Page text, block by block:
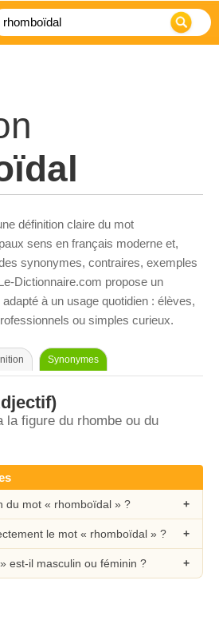
définition claire du mot
sens en français moderne et,
synonymes, contraires, exemples
Dictionnaire.com propose un
à un usage quotidien : élèves,
ou simples curieux.
Synonymes
la figure du rhombe ou du
du mot « rhomboïdal » ?
le mot « rhomboïdal » ?
est-il masculin ou féminin ?